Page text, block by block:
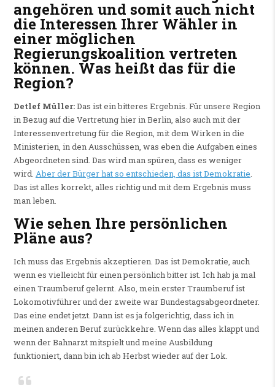
angehören und somit auch nicht
die Interessen Ihrer Wähler in
einer möglichen
Regierungskoalition vertreten
können. Was heißt das für die
Region?
Detlef Müller:Das ist ein bitteres Ergebnis. Für unsere Region
in Bezug auf die Vertretung hier in Berlin, also auch mit der
Interessenvertretung für die Region, mit dem Wirken in die
Ministerien, in den Ausschüssen, was eben die Aufgaben eines
Abgeordneten sind. Das wird man spüren, dass es weniger
wird. Aber der Bürger hat so entschieden, das ist Demokratie.
Das ist alles korrekt, alles richtig und mit dem Ergebnis muss
man leben.
Wie sehen Ihre persönlichen
Pläne aus?
Ich muss das Ergebnis akzeptieren. Das ist Demokratie, auch
wenn es vielleicht für einen persönlich bitter ist. Ich hab ja mal
einen Traumberuf gelernt. Also, mein erster Traumberuf ist
Lokomotivführer und der zweite war Bundestagsabgeordneter.
Das eine endet jetzt. Dann ist es ja folgerichtig, dass ich in
meinen anderen Beruf zurückkehre. Wenn das alles klappt und
wenn der Bahnarzt mitspielt und meine Ausbildung
funktioniert, dann bin ich ab Herbst wieder auf der Lok.